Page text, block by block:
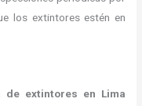
los extintores estén en
de extintores en Lima